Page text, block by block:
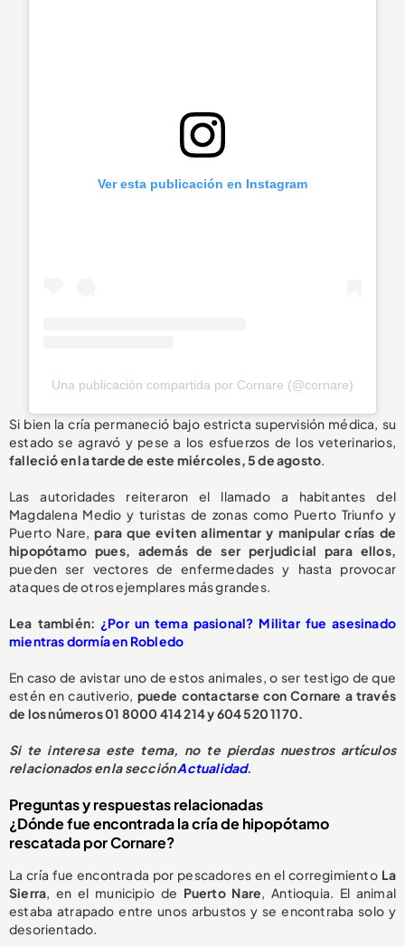
Ver esta publicación en Instagram
Una publicación compartida por Cornare (@cornare)
Si bien la cría permaneció bajo estricta supervisión médica, su
estado se agravó y pese a los esfuerzos de los veterinarios,
falleció en la tarde de este miércoles, 5 de agosto.
Las autoridades reiteraron el llamado a habitantes del
Magdalena Medio y turistas de zonas como Puerto Triunfo y
Puerto Nare, para que eviten alimentar y manipular crías de
hipopótamo pues, además de ser perjudicial para ellos,
pueden ser vectores de enfermedades y hasta provocar
ataques de otros ejemplares más grandes.
Lea también: ¿Por un tema pasional? Militar fue asesinado
mientras dormía en Robledo
En caso de avistar uno de estos animales, o ser testigo de que
estén en cautiverio, puede contactarse con Cornare a través
de los números 01 8000 414 214 y 604 520 1170.
Si te interesa este tema, no te pierdas nuestros artículos
relacionados en la secciónActualidad.
Preguntas y respuestas relacionadas
¿Dónde fue encontrada la cría de hipopótamo
rescatada por Cornare?
La cría fue encontrada por pescadores en el corregimiento La
Sierra, en el municipio de Puerto Nare, Antioquia. El animal
estaba atrapado entre unos arbustos y se encontraba solo y
desorientado.